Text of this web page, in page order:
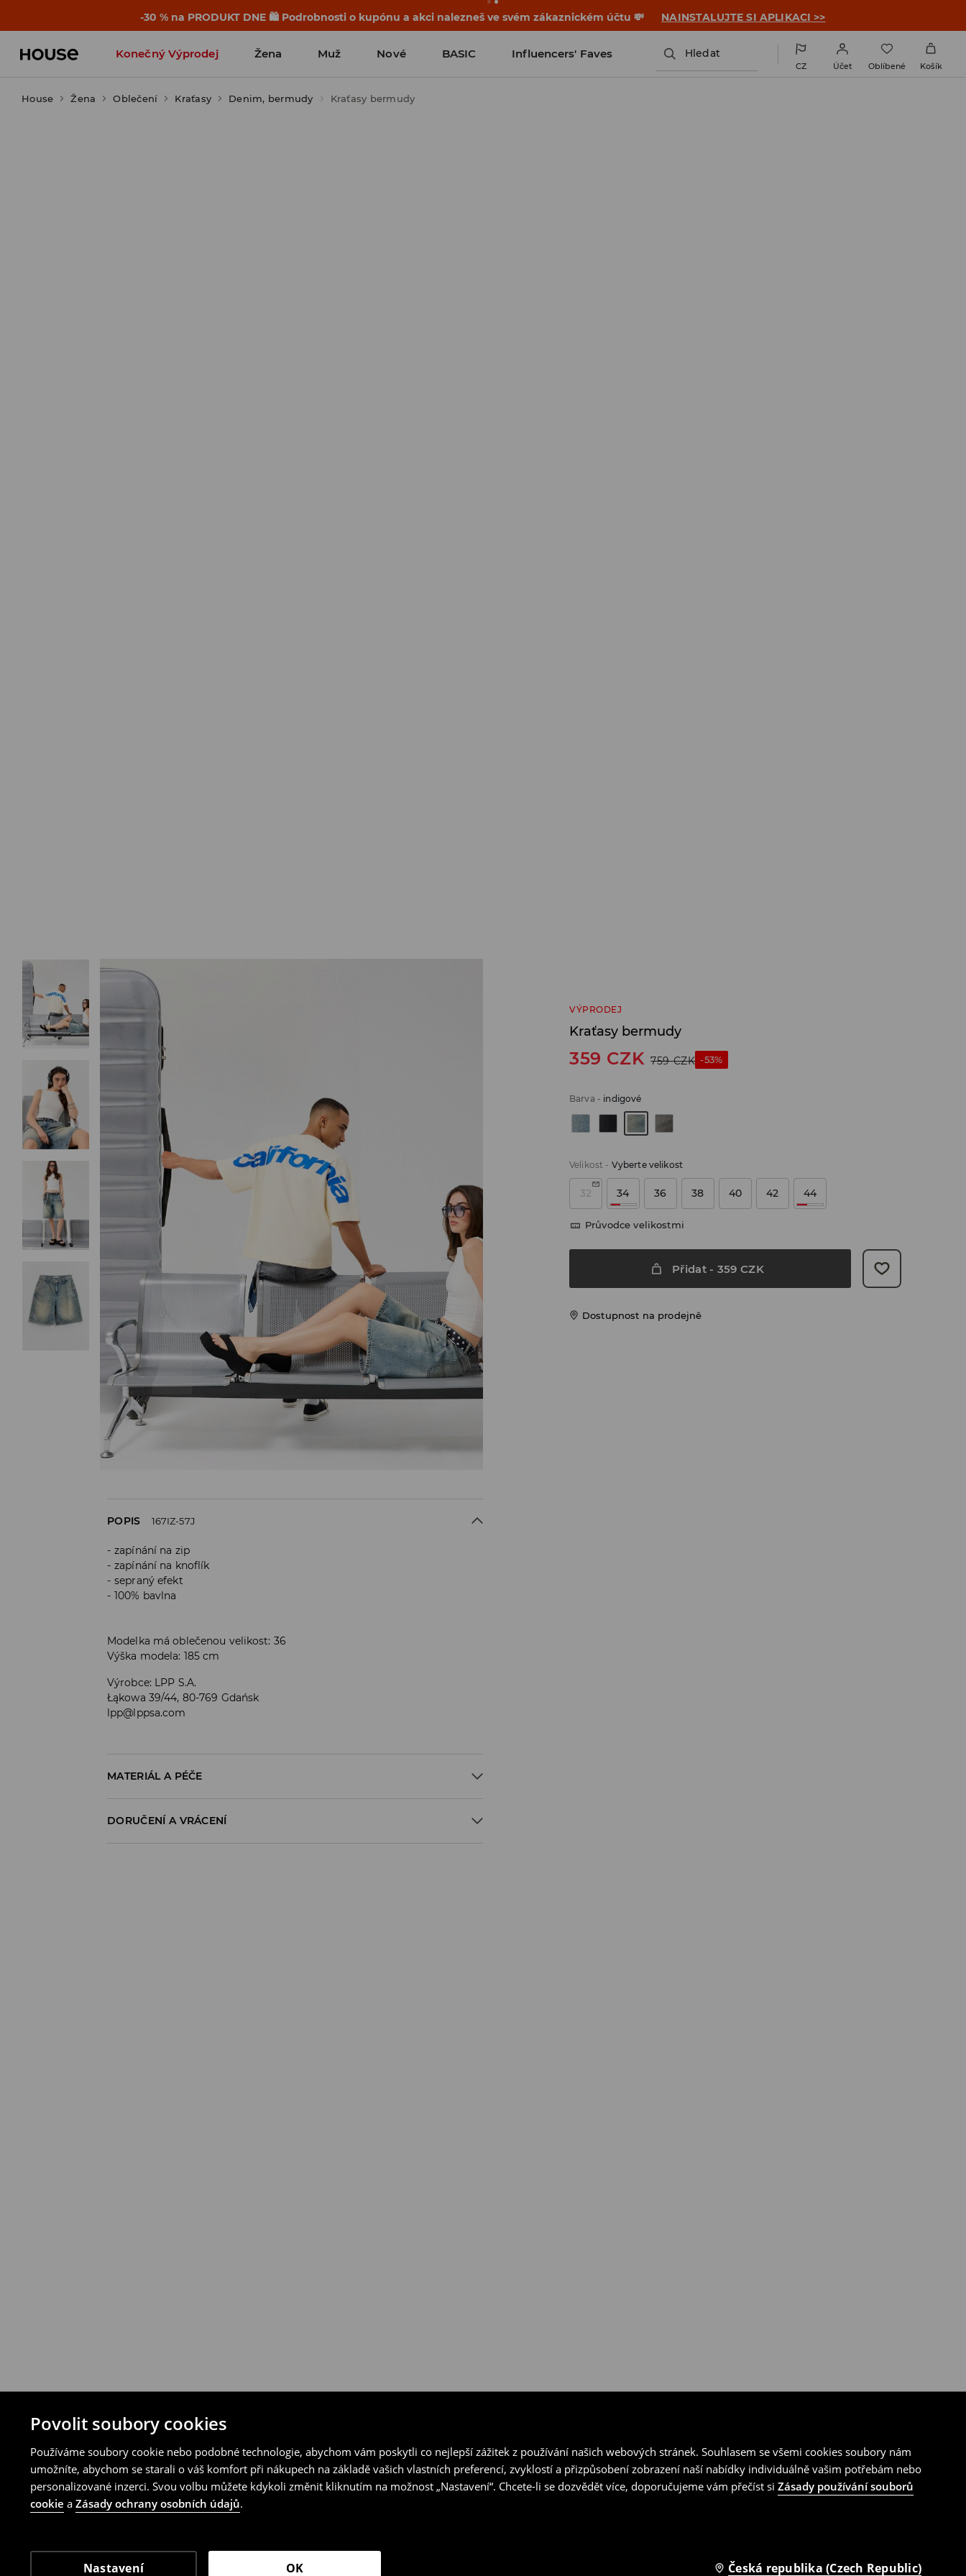
Povolit soubory cookies
Používáme soubory cookie nebo podobné technologie, abychom vám poskytli co nejlepší zážitek z používání našich webových stránek. Souhlasem se všemi cookies soubory nám
umožníte, abychom se starali o váš komfort při nákupech na základě vašich vlastních preferencí, zvyklostí a přizpůsobení zobrazení naší nabídky individuálně vašim potřebám nebo
personalizované inzerci. Svou volbu můžete kdykoli změnit kliknutím na možnost „Nastavení“. Chcete-li se dozvědět více, doporučujeme vám přečíst si Zásady používání souborů
cookie a Zásady ochrany osobních údajů.
Nastavení OK Česká republika (Czech Republic)
-30 % na PRODUKT DNE 🛍️ Podrobnosti o kupónu a akci nalezneš ve svém zákaznickém účtu 💸 NAINSTALUJTE SI APLIKACI >>
Konečný Výprodej Žena Muž Nové BASIC Influencers' Faves Hledat
CZ Účet Oblíbené Košík
House Žena Oblečení Kraťasy Denim, bermudy Kraťasy bermudy
VÝPRODEJ
Kraťasy bermudy
359 CZK 759 CZK -53%
Barva - indigové
Velikost - Vyberte velikost
32 34 36 38 40 42 44
Průvodce velikostmi
Přidat- 359 CZK
Dostupnost na prodejně
POPIS 167IZ-57J
zapínání na zip
zapínání na knoflík
sepraný efekt
100% bavlna
Modelka má oblečenou velikost: 36
Výška modela: 185 cm
Výrobce: LPP S.A.
Łąkowa 39/44, 80-769 Gdańsk
lpp@lppsa.com
MATERIÁL A PÉČE
PRVNÍ MATERIÁL : 100% BAVLNA
DORUČENÍ A VRÁCENÍ